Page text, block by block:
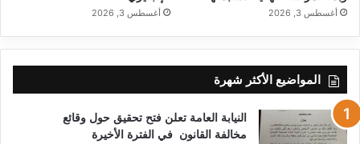
أغسطس 3, 2026 أغسطس 3, 2026
المواضيع الأكثر شهرة
النيابة العامة تعلن فتح تحقيق حول وقائع
مخالفة القانون في الفترة الأخيرة